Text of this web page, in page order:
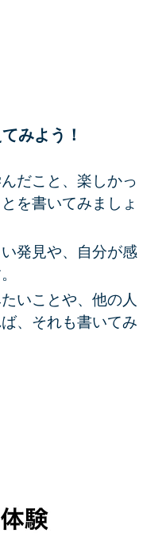
みよう！
だこと、楽しかっ
を書いてみましょ
発見や、自分が感
いことや、他の人
、それも書いてみ